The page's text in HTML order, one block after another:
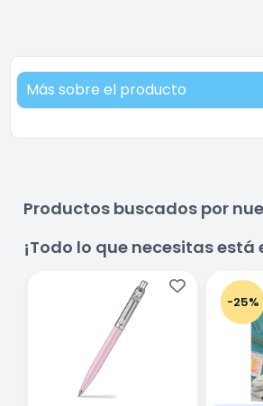
Más sobre el producto
Productos buscados por
¡Todo lo que necesitas está
-25%